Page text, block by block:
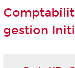
gestion